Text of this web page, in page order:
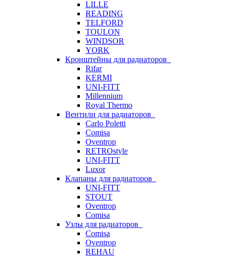
LILLE
READING
TELFORD
TOULON
WINDSOR
YORK
Кронштейны для радиаторов
Rifar
KERMI
UNI-FITT
Millennium
Royal Thermo
Вентили для радиаторов
Carlo Poletti
Comisa
Oventrop
RETROstyle
UNI-FITT
Luxor
Клапаны для радиаторов
UNI-FITT
STOUT
Oventrop
Comisa
Узлы для радиаторов
Comisa
Oventrop
REHAU